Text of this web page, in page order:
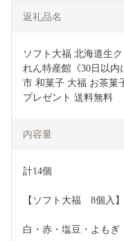
返礼品名
ソフト大福 北海道生
れん特産館《30日以
市 和菓子 大福 お茶菓
プレゼント 送料無料
内容量
計14個
【ソフト大福　8個入】
白・赤・塩豆・よもぎ